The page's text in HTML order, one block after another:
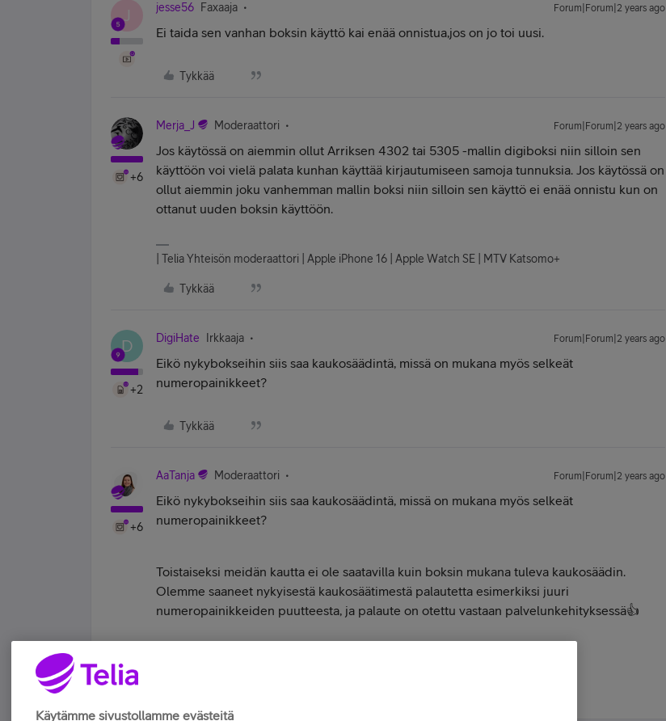
J jesse56 Faxaaja Forum|Forum|2 years ago
Ei taida sen vanhan boksin käyttö kai enää onnistua,jos on jo toi uusi.
Tykkää
+6
Merja_J Moderaattori Forum|Forum|2 years ago
Jos käytössä on aiemmin ollut Arriksen 4302 tai 5305 -mallin digiboksi niin silloin sen
käyttöön voi vielä palata kunhan käyttää kirjautumiseen samoja tunnuksia. Jos käytössä on
ollut aiemmin joku vanhemman mallin boksi niin silloin sen käyttö ei enää onnistu kun on
ottanut uuden boksin käyttöön.
| Telia Yhteisön moderaattori | Apple iPhone 16 | Apple Watch SE | MTV Katsomo+
Tykkää
D
+2
DigiHate Irkkaaja Forum|Forum|2 years ago
Eikö nykybokseihin siis saa kaukosäädintä, missä on mukana myös selkeät
numeropainikkeet?
Tykkää
+6
AaTanja Moderaattori Forum|Forum|2 years ago
Eikö nykybokseihin siis saa kaukosäädintä, missä on mukana myös selkeät
numeropainikkeet?
Toistaiseksi meidän kautta ei ole saatavilla kuin boksin mukana tuleva kaukosäädin.
Olemme saaneet nykyisestä kaukosäätimestä palautetta esimerkiksi juuri
numeropainikkeiden puutteesta, ja palaute on otettu vastaan palvelunkehityksessä👍
Käytämme sivustollamme evästeitä